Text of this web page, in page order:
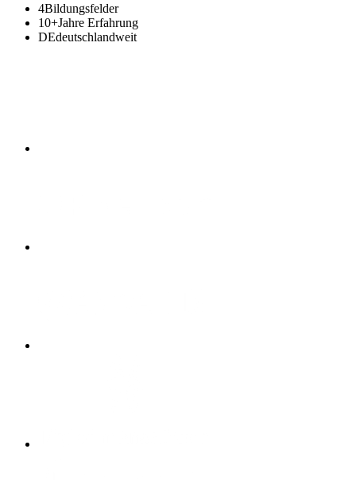
4Bildungsfelder
10+Jahre Erfahrung
DEdeutschlandweit